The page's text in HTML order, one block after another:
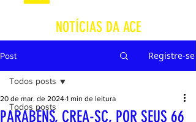
NOTÍCIAS DA ACE
Post Registre-se
Todos posts
Todos posts
PARABÉNS, CREA-SC, POR SEUS 66
20 de mar. de 2024 1 min de leitura